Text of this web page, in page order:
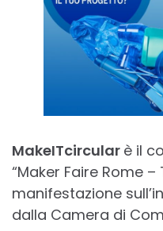
MakeITcircular è il
“Maker Faire Rome –
manifestazione
dalla Camera di